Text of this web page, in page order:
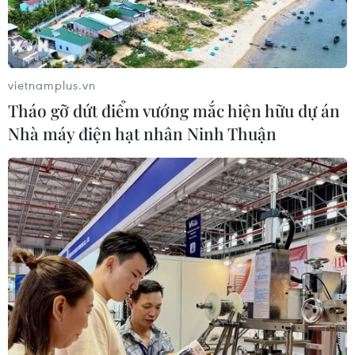
Quân khu 7 đẩy mạnh ứng dụng
khoa học-công nghệ trong tìm kiếm,
07/08/2026 08:45
CƠ QUAN CHỦ QUẢN: THÔNG TẤN XÃ VIỆT NAM
Tổng Biên tập: TRẦN TIẾN DUẨN
Phó Tổng Biên tập: NGUYỄN THỊ TÁM, KHÚC THANH
THỦY
vietnamplus.vn
Tháo gỡ dứt điểm vướng mắc hiện hữu dự án
Nhà máy điện hạt nhân Ninh Thuận